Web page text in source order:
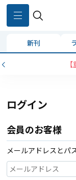
新刊
ログイン
会員のお客様
メールアドレスとパ